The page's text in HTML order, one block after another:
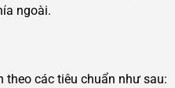
ngoài.
theo các tiêu chuẩn như sau: